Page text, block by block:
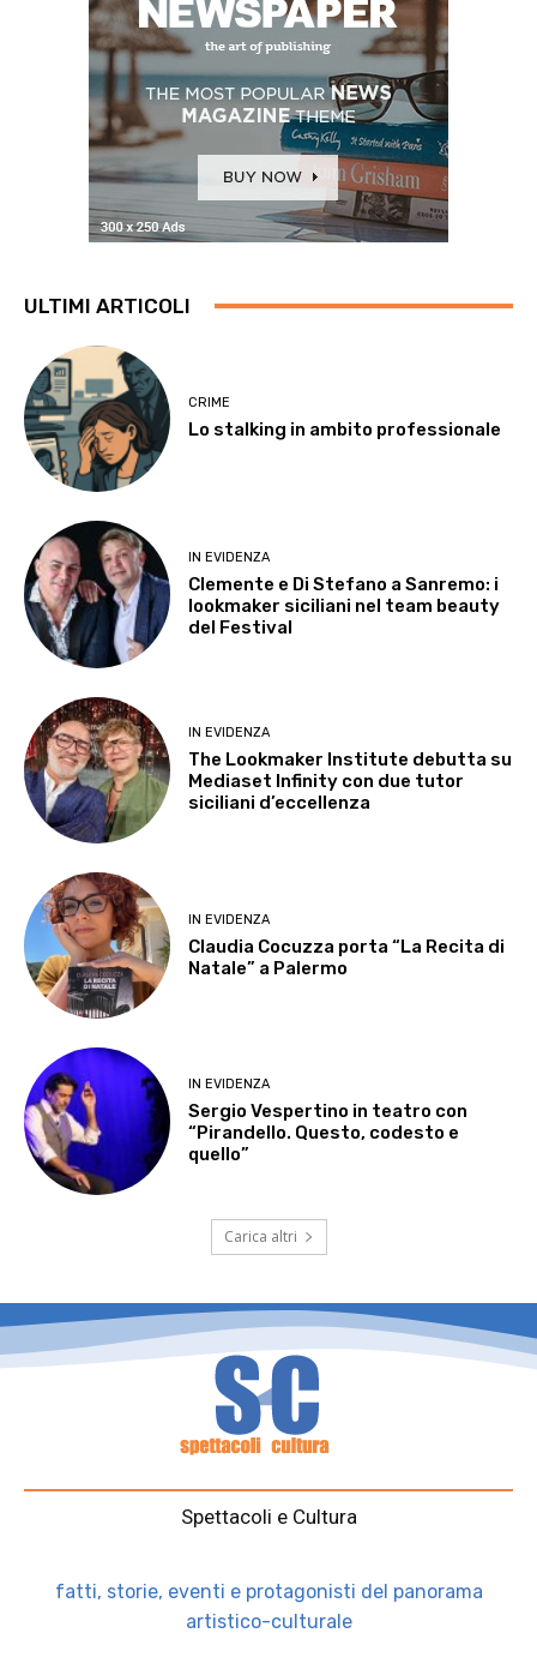
ULTIMI ARTICOLI
CRIME
Lo stalking in ambito professionale
IN EVIDENZA
Clemente e Di Stefano a Sanremo: i
lookmaker siciliani nel team beauty
del Festival
IN EVIDENZA
The Lookmaker Institute debutta su
Mediaset Infinity con due tutor
siciliani d’eccellenza
IN EVIDENZA
Claudia Cocuzza porta “La Recita di
Natale” a Palermo
IN EVIDENZA
Sergio Vespertino in teatro con
“Pirandello. Questo, codesto e
quello”
Carica altri
Spettacoli e Cultura
fatti, storie, eventi e protagonisti del panorama
artistico-culturale